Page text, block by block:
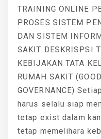
TRAINING ONLINE
PROSES SISTEM
DAN SISTEM
SAKIT DESKRISPSI
KEBIJAKAN TATA
RUMAH SAKIT
GOVERNANCE)
harus selalu siap
tetap exist dalam
tetap memelihara